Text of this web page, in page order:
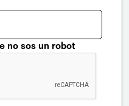
no sos un robot